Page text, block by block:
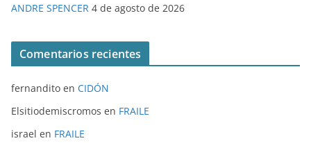
ANDRE SPENCER 4 de agosto de 2026
Comentarios recientes
fernandito en CIDÓN
Elsitiodemiscromos en FRAILE
israel en FRAILE